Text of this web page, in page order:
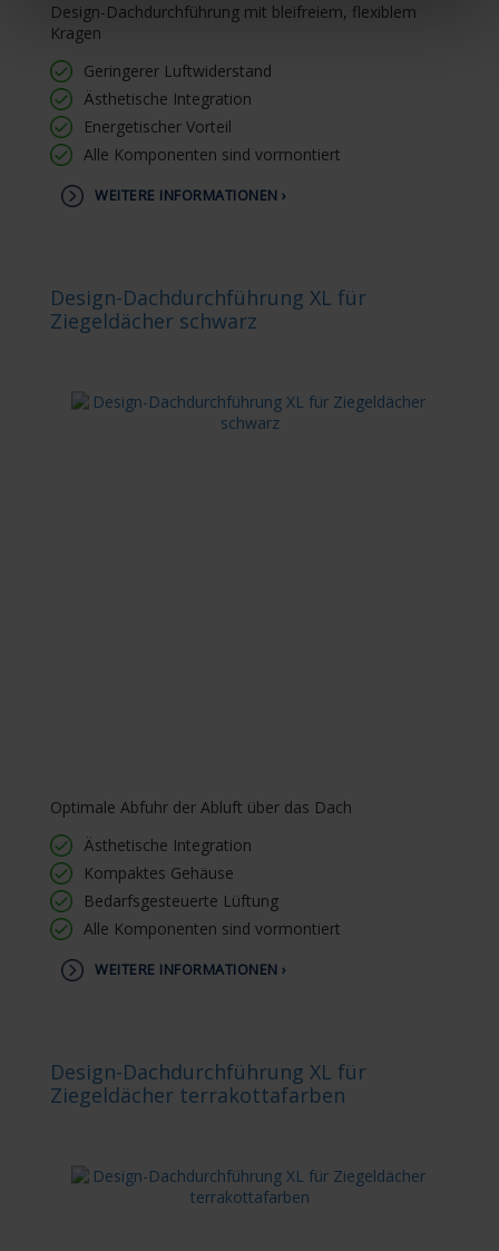
Design-Dachdurchführung mit bleifreiem, flexiblem
Kragen
Geringerer Luftwiderstand
Ästhetische Integration
Energetischer Vorteil
Alle Komponenten sind vormontiert
WEITERE INFORMATIONEN ›
Design-Dachdurchführung XL für
Ziegeldächer schwarz
Optimale Abfuhr der Abluft über das Dach
Ästhetische Integration
Kompaktes Gehäuse
Bedarfsgesteuerte Lüftung
Alle Komponenten sind vormontiert
WEITERE INFORMATIONEN ›
Design-Dachdurchführung XL für
Ziegeldächer terrakottafarben